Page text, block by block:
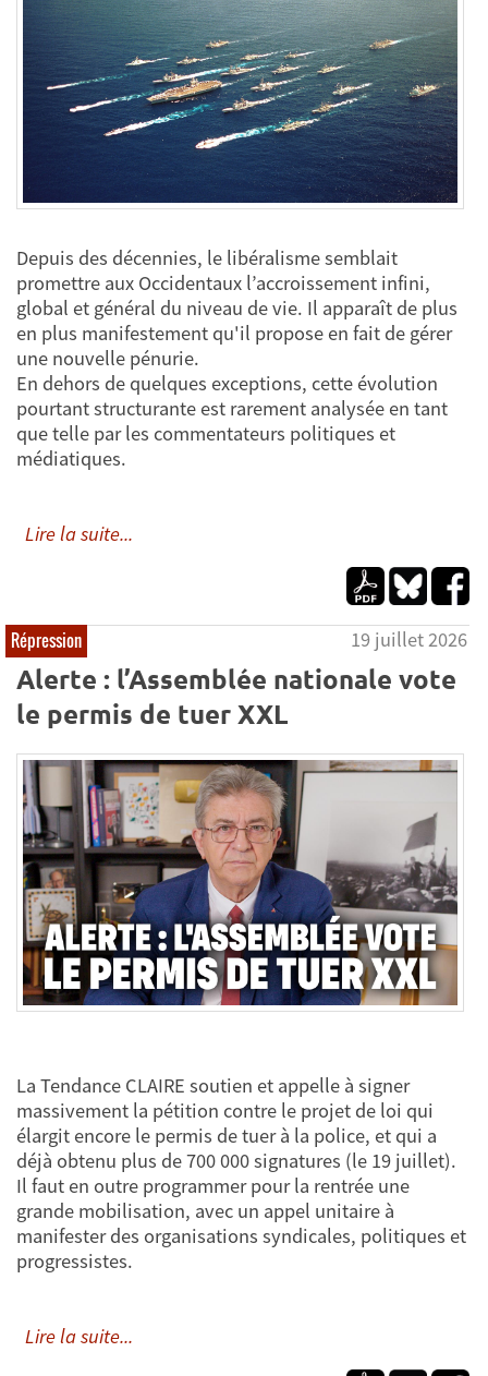
Depuis des décennies, le libéralisme semblait
promettre aux Occidentaux l’accroissement infini,
global et général du niveau de vie. Il apparaît de plus
en plus manifestement qu'il propose en fait de gérer
une nouvelle pénurie.
En dehors de quelques exceptions, cette évolution
pourtant structurante est rarement analysée en tant
que telle par les commentateurs politiques et
médiatiques.
Lire la suite...
Répression 19 juillet 2026
Alerte : l’Assemblée nationale vote
le permis de tuer XXL
La Tendance CLAIRE soutien et appelle à signer
massivement la pétition contre le projet de loi qui
élargit encore le permis de tuer à la police, et qui a
déjà obtenu plus de 700 000 signatures (le 19 juillet).
Il faut en outre programmer pour la rentrée une
grande mobilisation, avec un appel unitaire à
manifester des organisations syndicales, politiques et
progressistes.
Lire la suite...